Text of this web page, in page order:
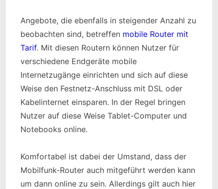
Angebote, die ebenfalls in steigender Anzahl zu
beobachten sind, betreffen mobile Router mit
Tarif. Mit diesen Routern können Nutzer für
verschiedene Endgeräte mobile
Internetzugänge einrichten und sich auf diese
Weise den Festnetz-Anschluss mit DSL oder
Kabelinternet einsparen. In der Regel bringen
Nutzer auf diese Weise Tablet-Computer und
Notebooks online.
Komfortabel ist dabei der Umstand, dass der
Mobilfunk-Router auch mitgeführt werden kann
um dann online zu sein. Allerdings gilt auch hier